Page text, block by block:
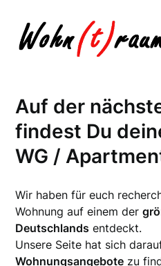
content
Auf der
findest Du
WG /
Wir haben für euch
Wohnung auf einem der
Deutschlands entdeckt.
Unsere Seite hat sich
Wohnungsangebote zu